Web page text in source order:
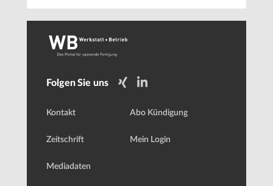
Folgen Sie uns
Kontakt
Zeitschrift
Mediadaten
Abo Kündigung
Mein Login